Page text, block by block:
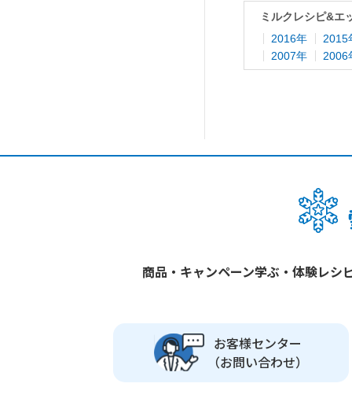
ミルクレシピ&エ
2016年
2015
2007年
2006
商品・キャンペーン学ぶ・体験レシ
お客様センター
（お問い合わせ）